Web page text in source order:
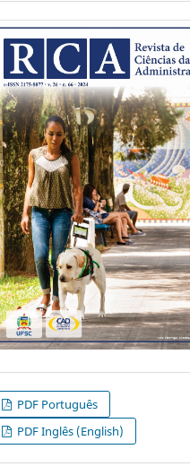
PDF Português
PDF Inglês (English)